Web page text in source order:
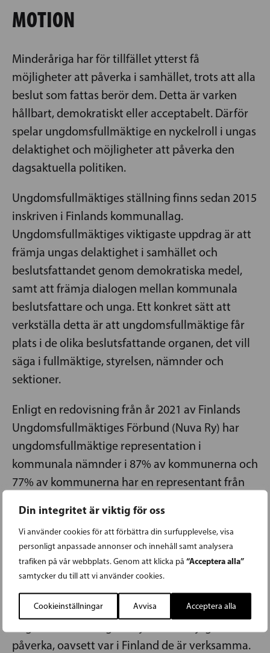
Din integritet är viktig för oss
Vi använder cookies för att förbättra din surfupplevelse, visa
personligt anpassade annonser och innehåll samt analysera
trafiken på vår webbplats. Genom att klicka på “Acceptera alla”
samtycker du till att vi använder cookies.
Cookieinställningar Avvisa Acceptera alla
MOTION
Minderåriga har för tillfället ytterst få
möjligheter att påverka i samhället, trots att alla
beslut som fattas berör dem. Detta är varken
hållbart, demokratiskt eller acceptabelt. Därför
spelar ungdomsfullmäktige en nyckelroll i ungas
delaktighet och möjligheter att påverka den
dagsaktuella politiken.
Ungdomsfullmäktiges ställning finns sedan 2015
inskriven i Finlands kommunallag.
Ungdomsfullmäktiges viktigaste uppdrag är att
främja ungas delaktighet i samhället och
beslutsfattandet genom demokratiska medel,
samt att främja dialogen mellan kommunala
beslutsfattare och unga. Ett konkret sätt att
verkställa detta är att ungdomsfullmäktige får
plats i de olika beslutsfattande organen, det vill
säga i fullmäktige, styrelsen, nämnder och
sektioner.
Enligt en redovisning från år 2021 av Finlands
Ungdomsfullmäktiges Förbund (Nuva Ry) har
ungdomsfullmäktige representation i
kommunala nämnder i 87% av kommunerna och
77% av kommunerna har en representant från
Men bara 22% av kommuner har gett plats för
en representant i kommunstyrelsen. Detta är
alldeles för lite. Alla ungdomar ska ha jämlika
möjligheter att påverka beslutsfattandet i sin
egen kommun oavsett var man bor. Därför
behövs en nationell garanti på att alla
påverka, oavsett var i Finland de är verksamma.